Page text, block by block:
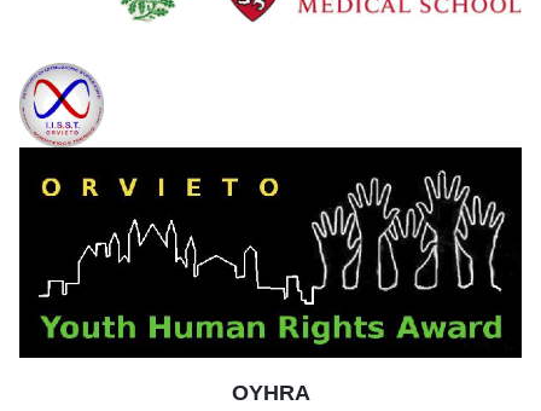
OYHRA